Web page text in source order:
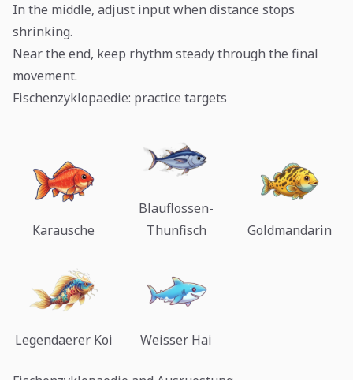
In the middle, adjust input when distance stops
shrinking.
Near the end, keep rhythm steady through the final
movement.
Fischenzyklopaedie: practice targets
Karausche
Blauflossen-
Thunfisch
Goldmandarin
Legendaerer Koi Weisser Hai